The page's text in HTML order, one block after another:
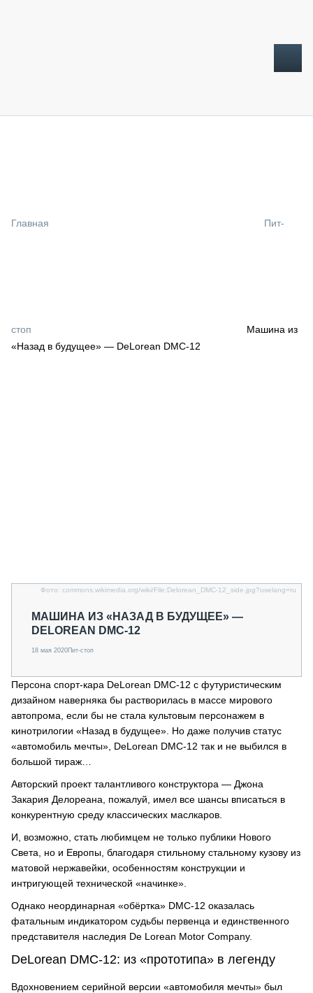
СПЕЦПРОЕКТЫ
Главная Пит-
стоп
Машина из
«Назад в будущее» — DeLorean DMC-12
Фото: commons.wikimedia.org/wiki/File:Delorean_DMC-12_side.jpg?uselang=ru
МАШИНА ИЗ «НАЗАД В БУДУЩЕЕ» —
DELOREAN DMC-12
18 мая 2020Пит-стоп
Персона спорт-кара DeLorean DMC-12 с футуристическим
дизайном наверняка бы растворилась в массе мирового
автопрома, если бы не стала культовым персонажем в
кинотрилогии «Назад в будущее». Но даже получив статус
«автомобиль мечты», DeLorean DMC-12 так и не выбился в
большой тираж…
Авторский проект талантливого конструктора — Джона
Закария Делореана, пожалуй, имел все шансы вписаться в
конкурентную среду классических маслкаров.
И, возможно, стать любимцем не только публики Нового
Света, но и Европы, благодаря стильному стальному кузову из
матовой нержавейки, особенностям конструкции и
интригующей технической «начинке».
Однако неординарная «обёртка» DMC-12 оказалась
фатальным индикатором судьбы первенца и единственного
представителя наследия De Lorean Motor Company.
DeLorean DMC-12: из «прототипа» в легенду
Вдохновением серийной версии «автомобиля мечты» был